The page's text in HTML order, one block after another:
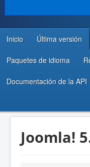
COMUNIDAD & SOPORTE
RECURSOS PARA
Inicio Última versión
Paquetes de idioma
Documentación de la API
Joomla!